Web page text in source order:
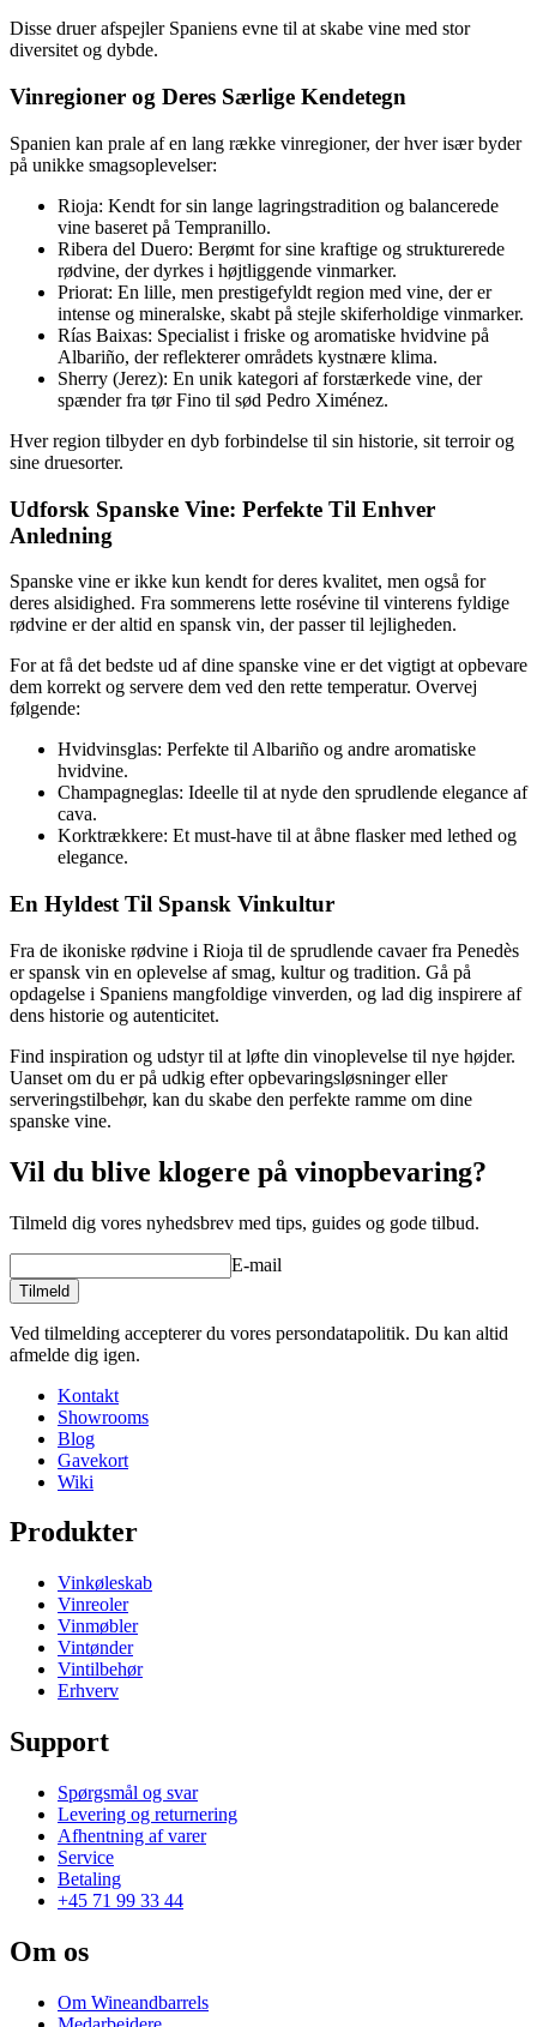
Disse druer afspejler Spaniens evne til at skabe vine med stor
diversitet og dybde.
Vinregioner og Deres Særlige Kendetegn
Spanien kan prale af en lang række vinregioner, der hver især byder
på unikke smagsoplevelser:
Rioja: Kendt for sin lange lagringstradition og balancerede
vine baseret på Tempranillo.
Ribera del Duero: Berømt for sine kraftige og strukturerede
rødvine, der dyrkes i højtliggende vinmarker.
Priorat: En lille, men prestigefyldt region med vine, der er
intense og mineralske, skabt på stejle skiferholdige vinmarker.
Rías Baixas: Specialist i friske og aromatiske hvidvine på
Albariño, der reflekterer områdets kystnære klima.
Sherry (Jerez): En unik kategori af forstærkede vine, der
spænder fra tør Fino til sød Pedro Ximénez.
Hver region tilbyder en dyb forbindelse til sin historie, sit terroir og
sine druesorter.
Udforsk Spanske Vine: Perfekte Til Enhver
Anledning
Spanske vine er ikke kun kendt for deres kvalitet, men også for
deres alsidighed. Fra sommerens lette rosévine til vinterens fyldige
rødvine er der altid en spansk vin, der passer til lejligheden.
For at få det bedste ud af dine spanske vine er det vigtigt at opbevare
dem korrekt og servere dem ved den rette temperatur. Overvej
følgende:
Hvidvinsglas: Perfekte til Albariño og andre aromatiske
hvidvine.
Champagneglas: Ideelle til at nyde den sprudlende elegance af
cava.
Korktrækkere: Et must-have til at åbne flasker med lethed og
elegance.
En Hyldest Til Spansk Vinkultur
Fra de ikoniske rødvine i Rioja til de sprudlende cavaer fra Penedès
er spansk vin en oplevelse af smag, kultur og tradition. Gå på
opdagelse i Spaniens mangfoldige vinverden, og lad dig inspirere af
dens historie og autenticitet.
Find inspiration og udstyr til at løfte din vinoplevelse til nye højder.
Uanset om du er på udkig efter opbevaringsløsninger eller
serveringstilbehør, kan du skabe den perfekte ramme om dine
spanske vine.
Vil du blive klogere på vinopbevaring?
Tilmeld dig vores nyhedsbrev med tips, guides og gode tilbud.
E-mail
Tilmeld
Ved tilmelding accepterer du vores persondatapolitik. Du kan altid
afmelde dig igen.
Kontakt
Showrooms
Blog
Gavekort
Wiki
Produkter
Vinkøleskab
Vinreoler
Vinmøbler
Vintønder
Vintilbehør
Erhverv
Support
Spørgsmål og svar
Levering og returnering
Afhentning af varer
Service
Betaling
+45 71 99 33 44
Om os
Om Wineandbarrels